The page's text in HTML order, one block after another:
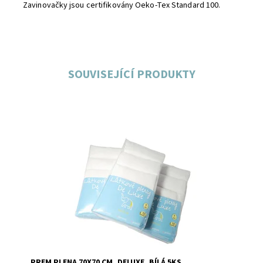
Zavinovačky jsou certifikovány Oeko-Tex Standard 100.
SOUVISEJÍCÍ PRODUKTY
Skladem